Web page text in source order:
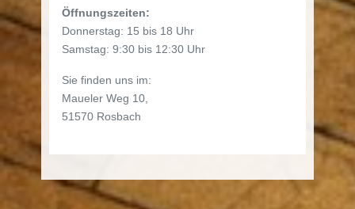
Öffnungszeiten:
Donnerstag: 15 bis 18 Uhr
Samstag: 9:30 bis 12:30 Uhr
Sie finden uns im:
Maueler Weg 10,
51570 Rosbach